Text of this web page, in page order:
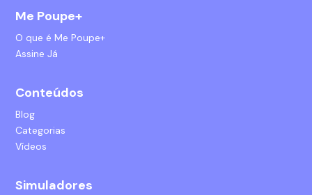
Me Poupe+
O que é Me Poupe+
Assine Já
Conteúdos
Blog
Categorias
Vídeos
Simuladores